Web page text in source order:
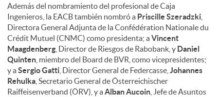
Además del nombramiento del profesional de Caja
Ingenieros, la EACB también nombró a Priscille Szeradzki
Directora General Adjunta de la Confédération Nationale du
Crédit Mutuel (CNMC) como presidenta; aVincent
Maagdenberg , Director de Riesgos de Rabobank, y Daniel
Quinten , miembro del Board de BVR, como vicepresidentes;
y aSergio Gatti , Director General de Federcasse, Johannes
Rehulka , Secretario General de Österreichischer
Raiffeisenverband (ÖRV), y aAlban Aucoin , Jefe de Asuntos